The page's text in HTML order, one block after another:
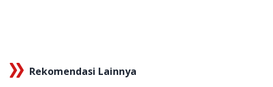
Rekomendasi Lainnya